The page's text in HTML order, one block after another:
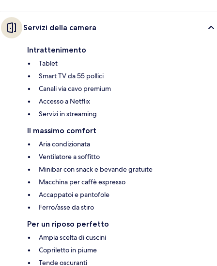
Servizi della camera
Intrattenimento
Tablet
Smart TV da 55 pollici
Canali via cavo premium
Accesso a Netflix
Servizi in streaming
Il massimo comfort
Aria condizionata
Ventilatore a soffitto
Minibar con snack e bevande gratuite
Macchina per caffè espresso
Accappatoi e pantofole
Ferro/asse da stiro
Per un riposo perfetto
Ampia scelta di cuscini
Copriletto in piume
Tende oscuranti